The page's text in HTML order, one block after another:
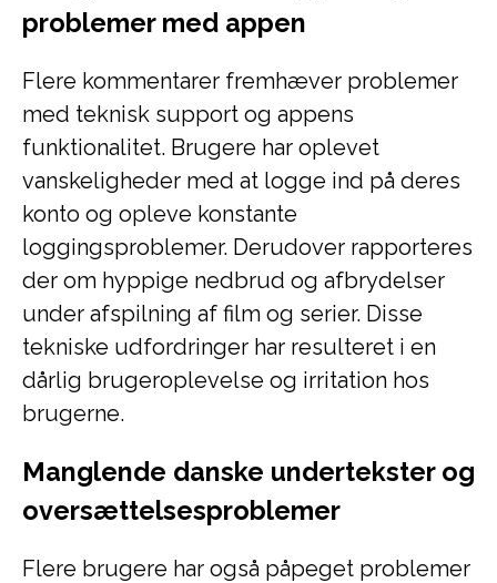
problemer med appen
Flere kommentarer fremhæver problemer
med teknisk support og appens
funktionalitet. Brugere har oplevet
vanskeligheder med at logge ind på deres
konto og opleve konstante
loggingsproblemer. Derudover rapporteres
der om hyppige nedbrud og afbrydelser
under afspilning af film og serier. Disse
tekniske udfordringer har resulteret i en
dårlig brugeroplevelse og irritation hos
brugerne.
Manglende danske undertekster og
oversættelsesproblemer
Flere brugere har også påpeget problemer